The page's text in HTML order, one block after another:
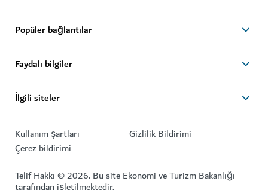
Popüler bağlantılar
Faydalı bilgiler
İlgili siteler
Kullanım şartları
Gizlilik Bildirimi
Çerez bildirimi
Telif Hakkı © 2026. Bu site Ekonomi ve Turizm Bakanlığı